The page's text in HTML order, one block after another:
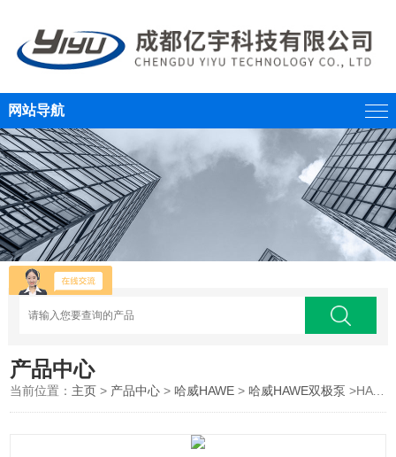
网站导航
产品中心
当前位置： 主页 > 产品中心 >哈威HAWE >哈威HAWE双极泵 >HAWE哈威串泵双级泵